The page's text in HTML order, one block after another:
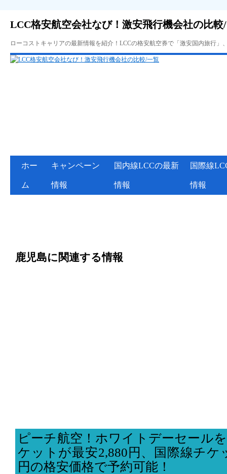
LCC格安航空会社なび！激安飛行機会社の比較
ローコストキャリアの最新情報を紹介！LCCの格安航空券で「激安国内旅行
ホー
ム
キャンペーン
情報
国内線LCCの最新
情報
国際線
情報
鹿児島に関連する情報
ピーチ航空！ホワイトデーセール
ケットが最安2,880円、国際線チケ
円の格安価格で予約可能！